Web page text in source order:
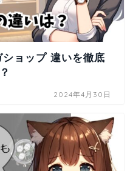
ョップ 違いを徹底
2024年4月30日